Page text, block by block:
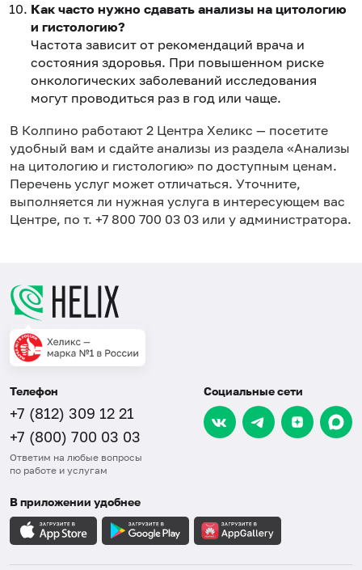
Как часто нужно сдавать анализы на цитологию
и гистологию?
Частота зависит от рекомендаций врача и
состояния здоровья. При повышенном риске
онкологических заболеваний исследования
могут проводиться раз в год или чаще.
в Колпино работают 2 Центра Хеликс — посетите
удобный вам и сдайте анализы из раздела «Анализы
на цитологию и гистологию» по доступным ценам.
Перечень услуг может отличаться. Уточните,
выполняется ли нужная услуга в интересующем вас
Центре, по т. +7 800 700 03 03 или у администратора.
Телефон
+7 (812) 309 12 21
+7 (800) 700 03 03
Ответим на любые вопросы
по работе и услугам
Социальные сети
В приложении удобнее